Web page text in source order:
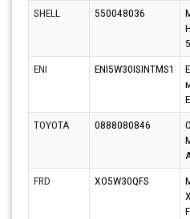
SHELL
550048036
ENI ENI5W30ISINTMS1
TOYOTA 0888080846
FRD XO5W30QFS